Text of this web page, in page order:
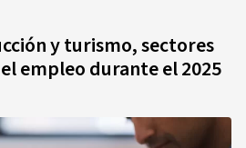
y turismo, sectores
empleo durante el 2025